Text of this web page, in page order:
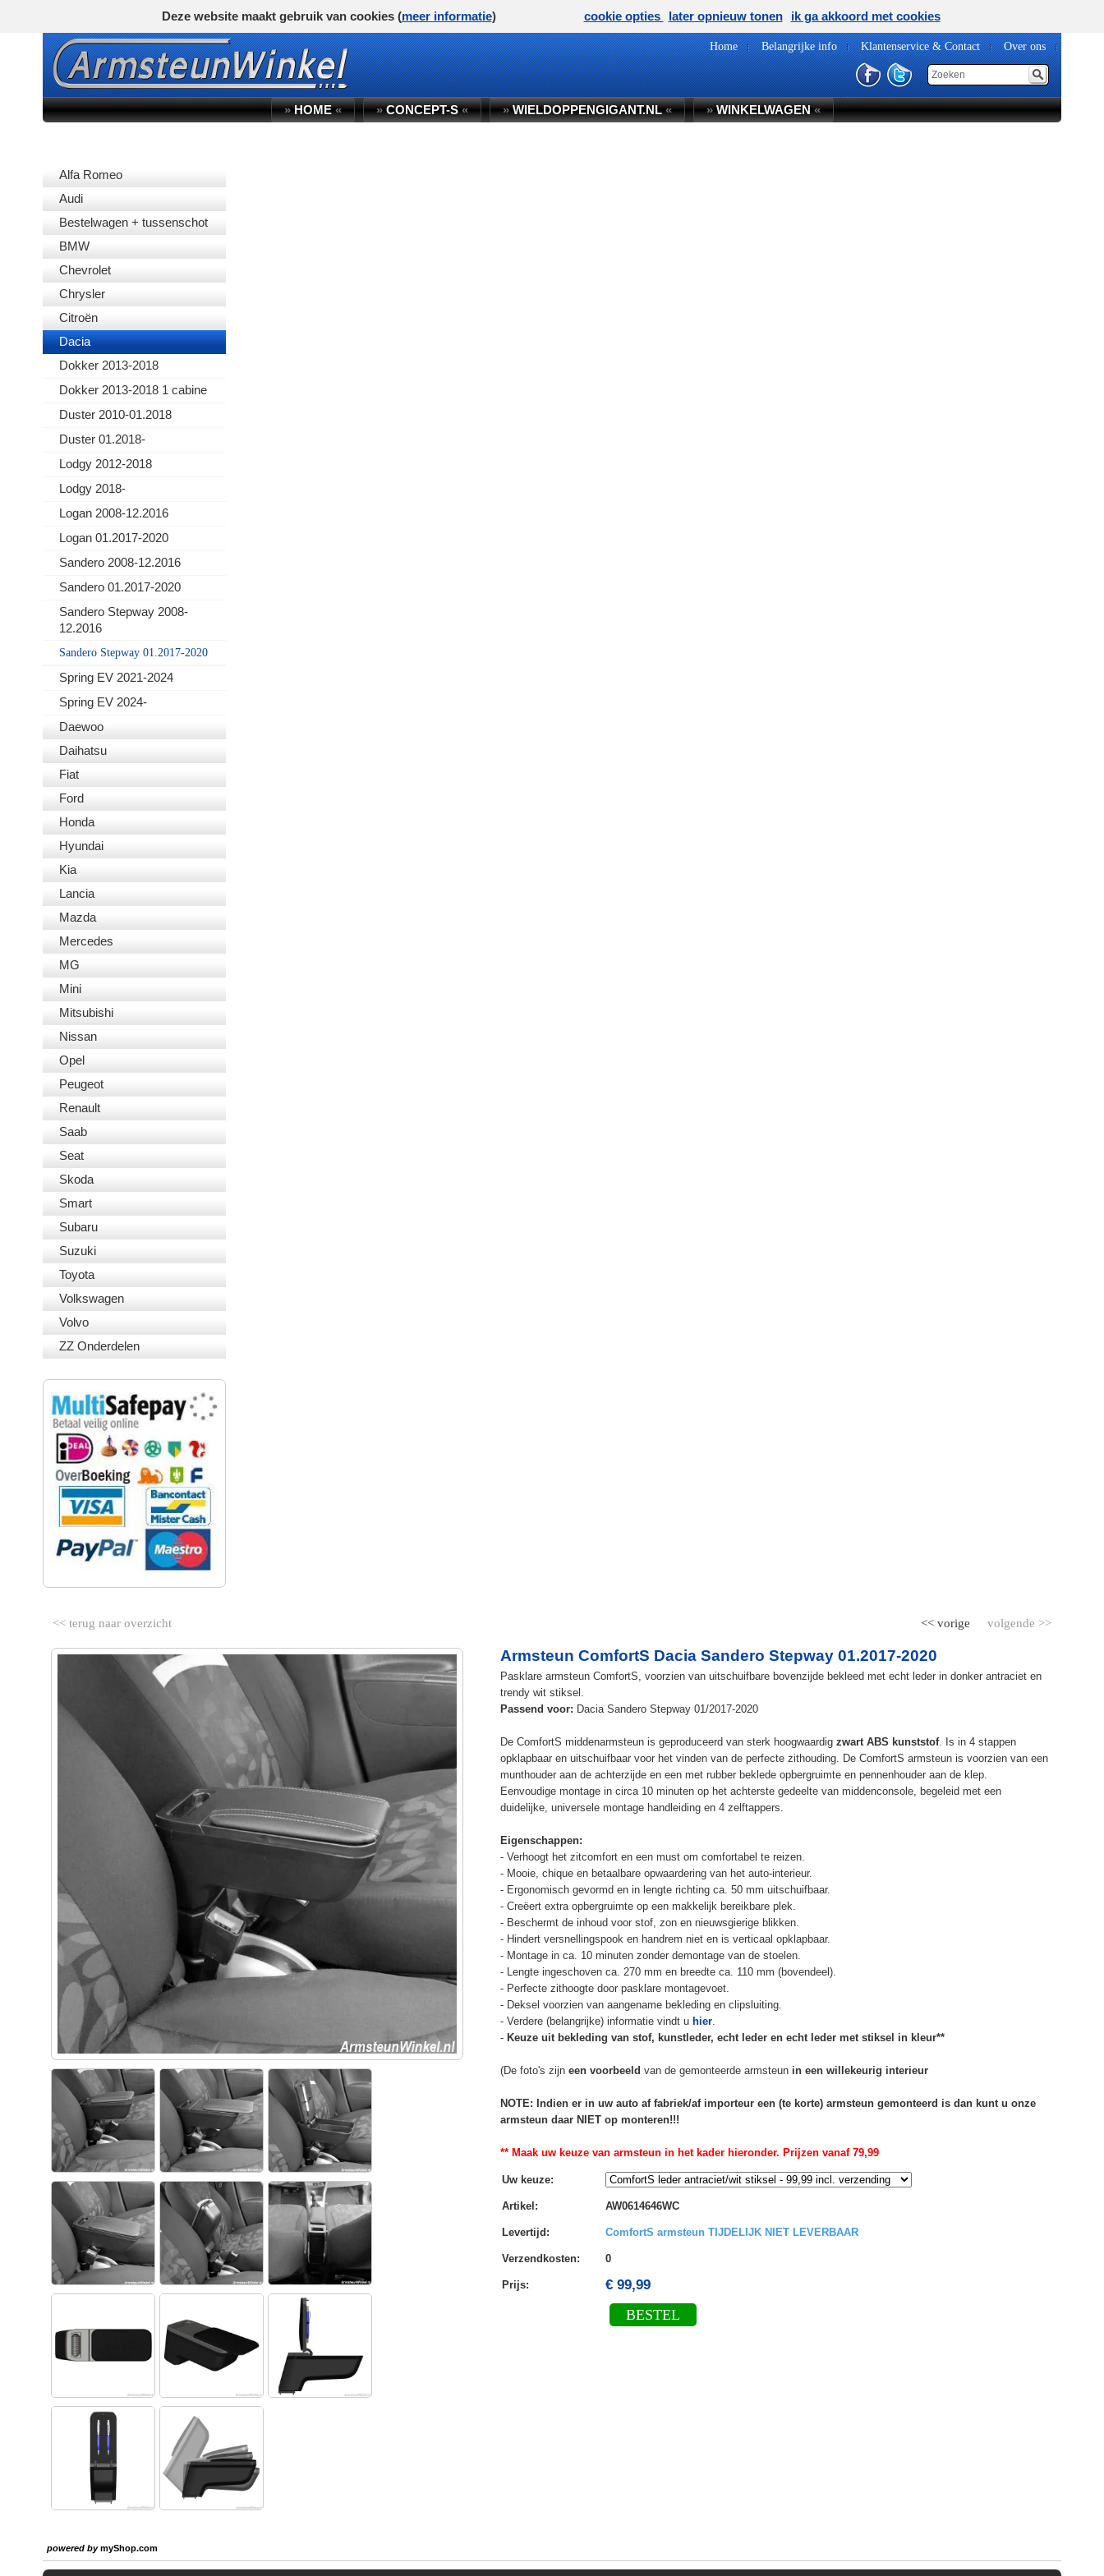
Home Belangrijke info Klantenservice & Contact Over ons
»HOME« »CONCEPT-S« »WIELDOPPENGIGANT.NL« »WINKELWAGEN«
Alfa Romeo
Audi
Bestelwagen + tussenschot
BMW
Chevrolet
Chrysler
Citroën
Dacia
Dokker 2013-2018
Dokker 2013-2018 1 cabine
Duster 2010-01.2018
Duster 01.2018-
Lodgy 2012-2018
Lodgy 2018-
Logan 2008-12.2016
Logan 01.2017-2020
Sandero 2008-12.2016
Sandero 01.2017-2020
Sandero Stepway 2008-
12.2016
Sandero Stepway 01.2017-2020
Spring EV 2021-2024
Spring EV 2024-
Daewoo
Daihatsu
Fiat
Ford
Honda
Hyundai
Kia
Lancia
Mazda
Mercedes
MG
Mini
Mitsubishi
Nissan
Opel
Peugeot
Renault
Saab
Seat
Skoda
Smart
Subaru
Suzuki
Toyota
Volkswagen
Volvo
ZZ Onderdelen
<< terug naar overzicht volgende >>
<< vorige
Armsteun ComfortS Dacia Sandero Stepway 01.2017-2020
Pasklare armsteun ComfortS, voorzien van uitschuifbare bovenzijde bekleed met echt leder in donker antraciet en
trendy wit stiksel.
Passend voor: Dacia Sandero Stepway 01/2017-2020
De ComfortS middenarmsteun is geproduceerd van sterk hoogwaardig zwart ABS kunststof. Is in 4 stappen
opklapbaar en uitschuifbaar voor het vinden van de perfecte zithouding. De ComfortS armsteun is voorzien van een
munthouder aan de achterzijde en een met rubber beklede opbergruimte en pennenhouder aan de klep.
Eenvoudige montage in circa 10 minuten op het achterste gedeelte van middenconsole, begeleid met een
duidelijke, universele montage handleiding en 4 zelftappers.
Eigenschappen:
- Verhoogt het zitcomfort en een must om comfortabel te reizen.
- Mooie, chique en betaalbare opwaardering van het auto-interieur.
- Ergonomisch gevormd en in lengte richting ca. 50 mm uitschuifbaar.
- Creëert extra opbergruimte op een makkelijk bereikbare plek.
- Beschermt de inhoud voor stof, zon en nieuwsgierige blikken.
- Hindert versnellingspook en handrem niet en is verticaal opklapbaar.
- Montage in ca. 10 minuten zonder demontage van de stoelen.
- Lengte ingeschoven ca. 270 mm en breedte ca. 110 mm (bovendeel).
- Perfecte zithoogte door pasklare montagevoet.
- Deksel voorzien van aangename bekleding en clipsluiting.
- Verdere (belangrijke) informatie vindt u hier.
- Keuze uit bekleding van stof, kunstleder, echt leder en echt leder met stiksel in kleur**
(De foto's zijn een voorbeeld van de gemonteerde armsteun in een willekeurig interieur
NOTE: Indien er in uw auto af fabriek/af importeur een (te korte) armsteun gemonteerd is dan kunt u onze
armsteun daar NIET op monteren!!!
** Maak uw keuze van armsteun in het kader hieronder. Prijzen vanaf 79,99
Uw keuze:
Artikel : AW0614646WC
Levertijd : ComfortS armsteun TIJDELIJK NIET LEVERBAAR
Verzendkosten: 0
Prijs: € 99,99
BESTEL
powered bymyShop.com
Deze website maakt gebruik van cookies (meer informatie) cookie opties later opnieuw tonen ik ga akkoord met cookies